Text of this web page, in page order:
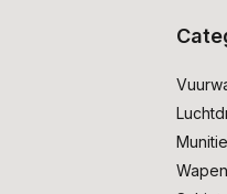
Munitie